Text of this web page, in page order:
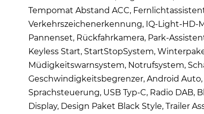
Tempomat Abstand ACC,
Verkehrszeichenerkennung, IQ-Light-HD-
Pannenset, Rückfahrkamera, Park-
Keyless Start, StartStopSystem,
Müdigkeitswarnsystem, Notrufsystem,
Geschwindigkeitsbegrenzer, Android
Sprachsteuerung, USB Typ-C, Radio
Display, Design Paket Black Style, Trailer